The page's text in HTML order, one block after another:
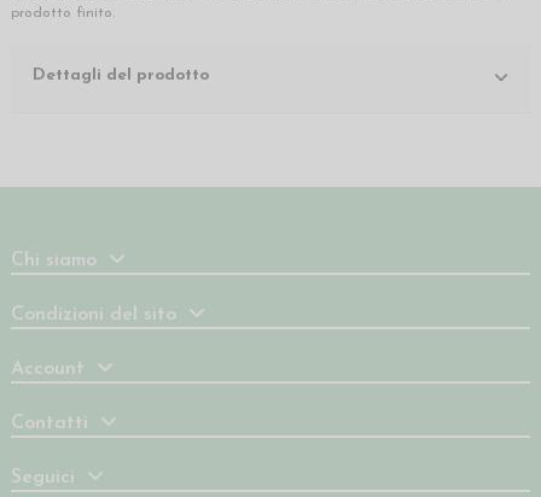
prodotto finito.
Dettagli del prodotto
Chi siamo
Condizioni del sito
Account
Contatti
Seguici